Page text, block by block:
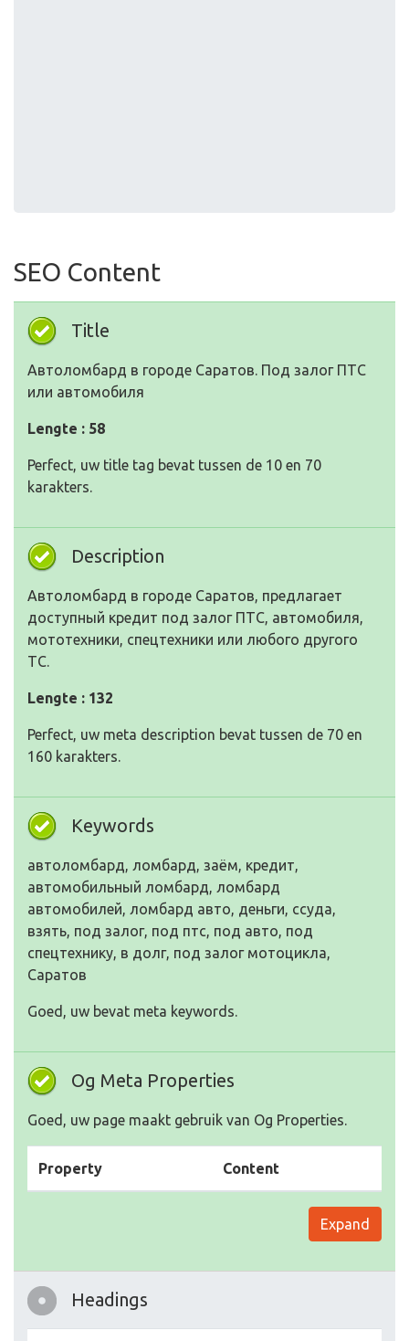
SEO Content
Title
Автоломбард в городе Саратов. Под залог ПТС
или автомобиля
Lengte : 58
Perfect, uw title tag bevat tussen de 10 en 70
karakters.
Description
Автоломбард в городе Саратов, предлагает
доступный кредит под залог ПТС, автомобиля,
мототехники, спецтехники или любого другого
ТС.
Lengte : 132
Perfect, uw meta description bevat tussen de 70 en
160 karakters.
Keywords
автоломбард, ломбард, заём, кредит,
автомобильный ломбард, ломбард
автомобилей, ломбард авто, деньги, ссуда,
взять, под залог, под птс, под авто, под
спецтехнику, в долг, под залог мотоцикла,
Саратов
Goed, uw bevat meta keywords.
Og Meta Properties
Goed, uw page maakt gebruik van Og Properties.
Property Content
Expand
Headings